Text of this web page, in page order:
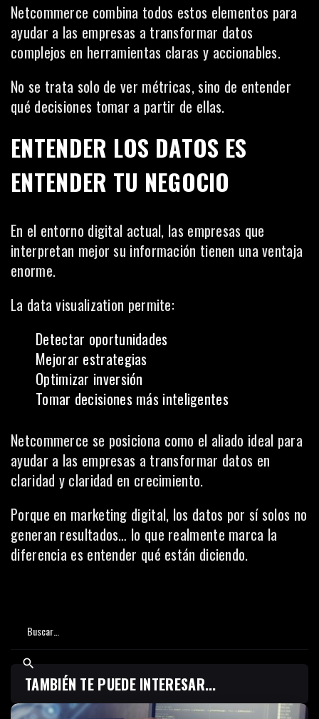
Netcommerce combina todos estos elementos para
ayudar a las empresas a transformar datos
complejos en herramientas claras y accionables.
No se trata solo de ver métricas, sino de entender
qué decisiones tomar a partir de ellas.
ENTENDER LOS DATOS ES
ENTENDER TU NEGOCIO
En el entorno digital actual, las empresas que
interpretan mejor su información tienen una ventaja
enorme.
La data visualization permite:
Detectar oportunidades
Mejorar estrategias
Optimizar inversión
Tomar decisiones más inteligentes
Netcommerce se posiciona como el aliado ideal para
ayudar a las empresas a transformar datos en
claridad y claridad en crecimiento.
Porque en marketing digital, los datos por sí solos no
generan resultados… lo que realmente marca la
diferencia es entender qué están diciendo.
TAMBIÉN TE PUEDE INTERESAR...